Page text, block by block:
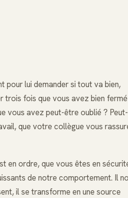
pour lui demander si tout va bien,
trois fois que vous avez bien
vous avez peut-être oublié ? Peut-
que votre collègue vous
en ordre, que vous êtes en
de notre comportement. Il
il se transforme en une source